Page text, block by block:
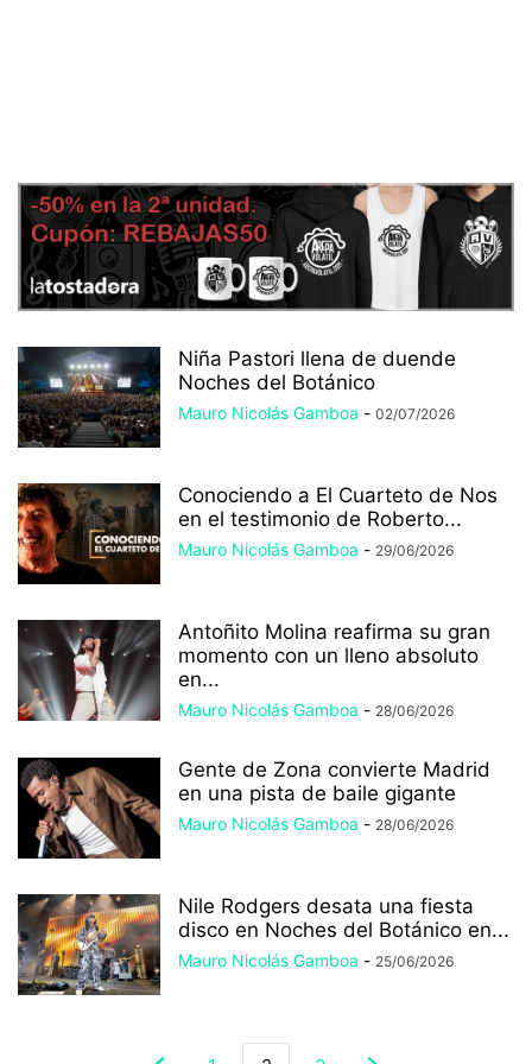
Niña Pastori llena de duende
Noches del Botánico
Mauro Nicolás Gamboa - 02/07/2026
Conociendo a El Cuarteto de Nos
en el testimonio de Roberto...
Mauro Nicolás Gamboa - 29/06/2026
Antoñito Molina reafirma su gran
momento con un lleno absoluto
en...
Mauro Nicolás Gamboa - 28/06/2026
Gente de Zona convierte Madrid
en una pista de baile gigante
Mauro Nicolás Gamboa - 28/06/2026
Nile Rodgers desata una fiesta
disco en Noches del Botánico en...
Mauro Nicolás Gamboa - 25/06/2026